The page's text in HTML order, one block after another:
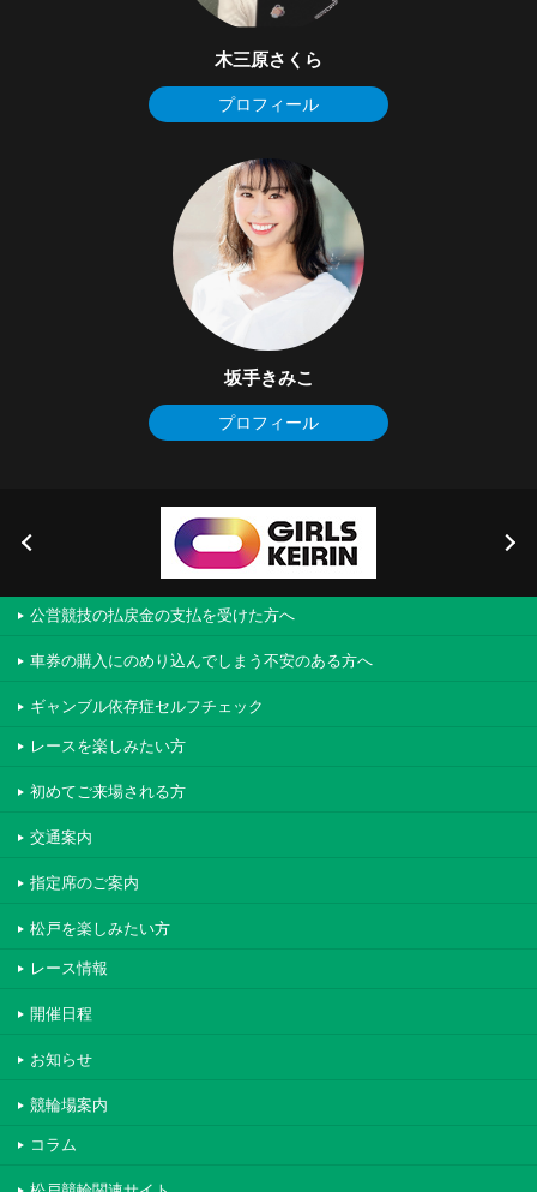
木三原さくら
プロフィール
坂手きみこ
プロフィール
公営競技の払戻金の支払を受けた方へ
車券の購入にのめり込んでしまう不安のある方へ
ギャンブル依存症セルフチェック
レースを楽しみたい方
初めてご来場される方
交通案内
指定席のご案内
松戸を楽しみたい方
レース情報
開催日程
お知らせ
競輪場案内
コラム